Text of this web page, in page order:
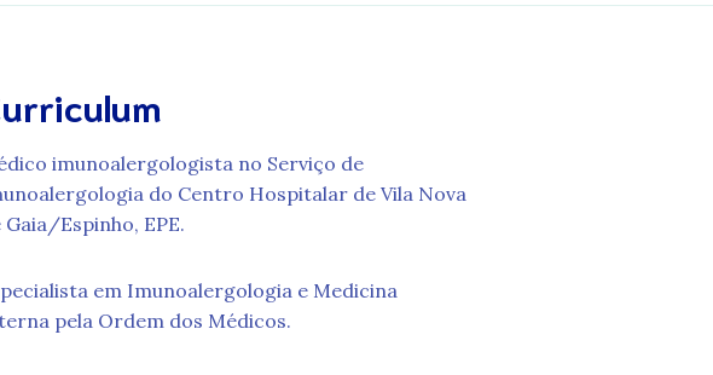
imunoalergologista no Serviço de
do Centro Hospitalar de Vila Nova
Gaia/Espinho, EPE.
em Imunoalergologia e Medicina
pela Ordem dos Médicos.